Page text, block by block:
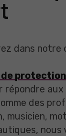
dans notre
répondre aux
des
musicien,
nous